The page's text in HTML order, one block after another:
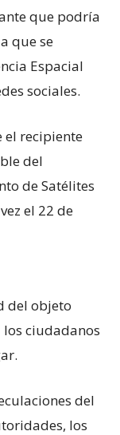
que podría
que se
Espacial
sociales.
el recipiente
del
de Satélites
el 22 de
del objeto
los ciudadanos
del
los